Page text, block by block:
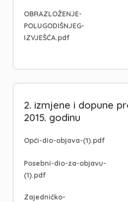
OBRAZLOŽENJE-
POLUGODIŠNJEG-
IZVJEŠĆA.pdf
2. izmjene i dopune
2015. godinu
Opći-dio-objava-(1).pdf
Posebni-dio-za-objavu-
(1).pdf
Zajedničko-